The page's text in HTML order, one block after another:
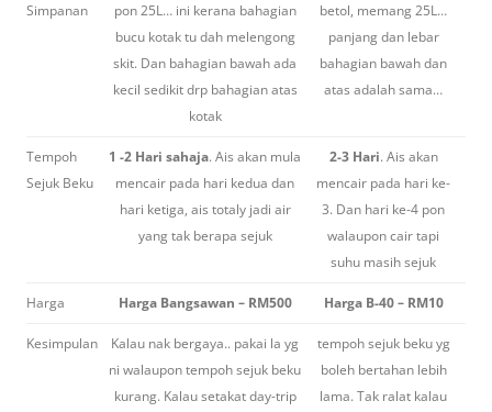
Simpanan
pon 25L… ini kerana bahagian
bucu kotak tu dah melengong
skit. Dan bahagian bawah ada
kecil sedikit drp bahagian atas
kotak
betol, memang 25L…
panjang dan lebar
bahagian bawah dan
atas adalah sama…
Tempoh
Sejuk Beku
1 -2 Hari sahaja. Ais akan mula
mencair pada hari kedua dan
hari ketiga, ais totaly jadi air
yang tak berapa sejuk
2-3 Hari. Ais akan
mencair pada hari ke-
3. Dan hari ke-4 pon
walaupon cair tapi
suhu masih sejuk
Harga Harga Bangsawan – RM500 Harga B-40 – RM10
Kesimpulan
Kalau nak bergaya.. pakai la yg
ni walaupon tempoh sejuk beku
kurang. Kalau setakat day-trip
tempoh sejuk beku yg
boleh bertahan lebih
lama. Tak ralat kalau